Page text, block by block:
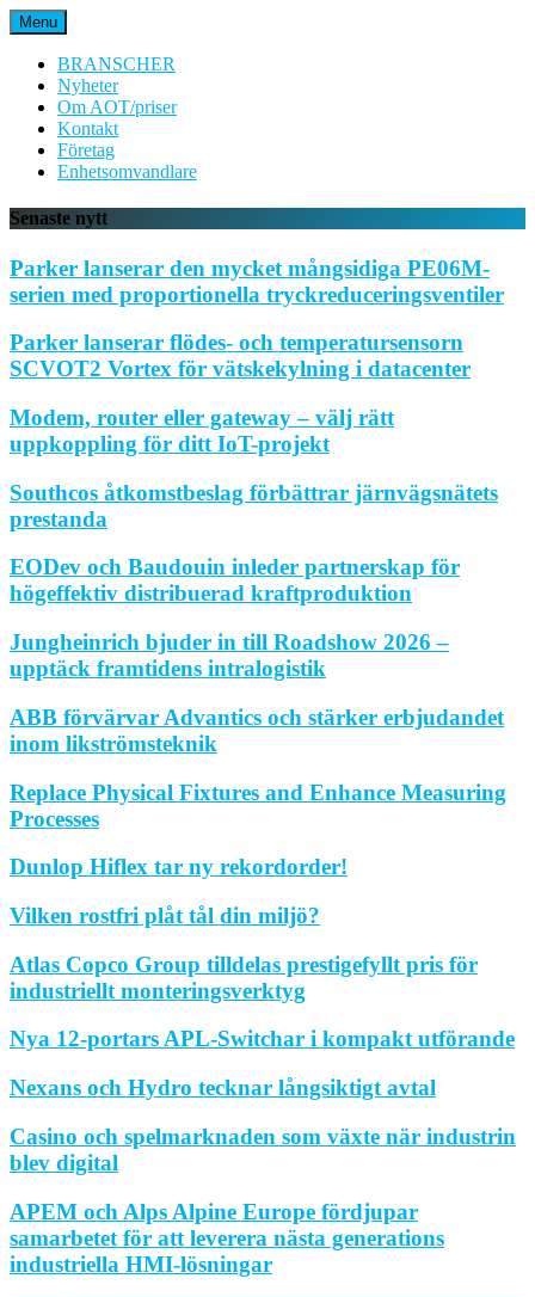
Hoppa
till
innehåll
Menu
BRANSCHER
Nyheter
Om AOT/priser
Kontakt
Företag
Enhetsomvandlare
Senaste nytt
Parker lanserar den mycket mångsidiga PE06M-
serien med proportionella tryckreduceringsventiler
Parker lanserar flödes- och temperatursensorn
SCVOT2 Vortex för vätskekylning i datacenter
Modem, router eller gateway – välj rätt
uppkoppling för ditt IoT-projekt
Southcos åtkomstbeslag förbättrar järnvägsnätets
prestanda
EODev och Baudouin inleder partnerskap för
högeffektiv distribuerad kraftproduktion
Jungheinrich bjuder in till Roadshow 2026 –
upptäck framtidens intralogistik
ABB förvärvar Advantics och stärker erbjudandet
inom likströmsteknik
Replace Physical Fixtures and Enhance Measuring
Processes
Dunlop Hiflex tar ny rekordorder!
Vilken rostfri plåt tål din miljö?
Atlas Copco Group tilldelas prestigefyllt pris för
industriellt monteringsverktyg
Nya 12-portars APL-Switchar i kompakt utförande
Nexans och Hydro tecknar långsiktigt avtal
Casino och spelmarknaden som växte när industrin
blev digital
APEM och Alps Alpine Europe fördjupar
samarbetet för att leverera nästa generations
industriella HMI-lösningar